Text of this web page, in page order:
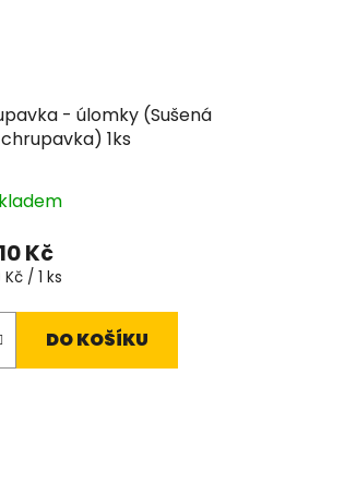
- úlomky (Sušená
1ks
10 Kč
Kč / 1 ks
DO KOŠÍKU